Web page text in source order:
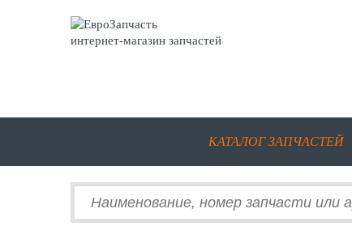
интернет-магазин запчастей
КАТАЛОГ ЗАПЧАСТЕЙ